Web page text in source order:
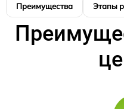
Преимущества Этапы